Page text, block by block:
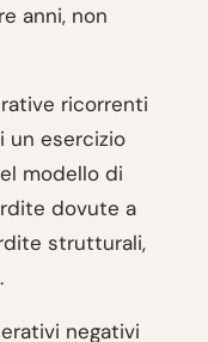
anni, non
ricorrenti
un esercizio
modello di
dovute a
strutturali,
negativi